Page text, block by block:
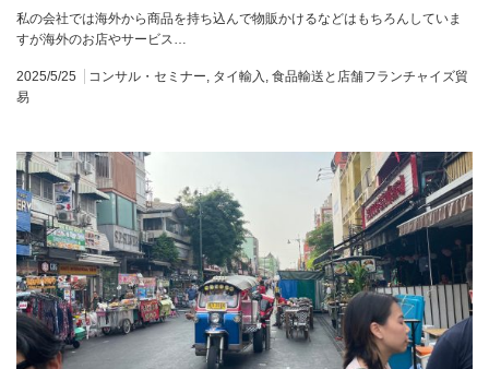
私の会社では海外から商品を持ち込んで物販かけるなどはもちろんしていま
すが海外のお店やサービス…
2025/5/25 コンサル・セミナー タイ輸入
食品輸送と店舗フランチャイズ貿
易